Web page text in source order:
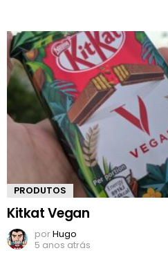
PRODUTOS
Kitkat Vegan
porHugo
5 anos atrás